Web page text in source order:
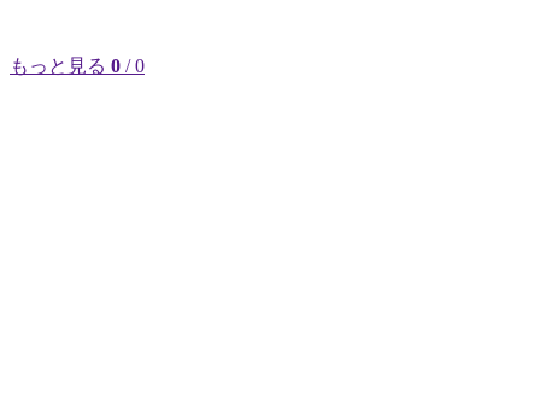
もっと見る 0 / 0